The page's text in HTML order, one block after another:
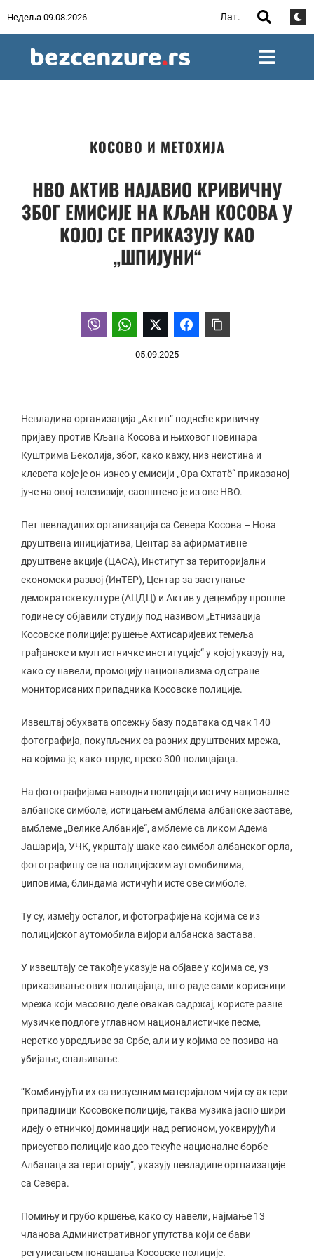
Недеља 09.08.2026 Лат.
КОСОВО И МЕТОХИЈА
НВО АКТИВ НАЈАВИО КРИВИЧНУ
ЗБОГ ЕМИСИЈЕ НА КЉАН КОСОВА У
КОЈОЈ СЕ ПРИКАЗУЈУ КАО
„ШПИЈУНИ“
05.09.2025
Невладина организација „Актив“ поднеће кривичну
пријаву против Кљана Косова и њиховог новинара
Куштрима Беколија, због, како кажу, низ неистина и
клевета које је он изнео у емисији „Ора Схтатë“ приказаној
јуче на овој телевизији, саопштено је из ове НВО.
Пет невладиних организација са Севера Косова – Нова
друштвена иницијатива, Центар за афирмативне
друштвене акције (ЦАСА), Институт за територијални
економски развој (ИнТЕР), Центар за заступање
демократске културе (АЦДЦ) и Актив у децембру прошле
године су објавили студију под називом „Етнизација
Косовске полиције: рушење Ахтисаријевих темеља
грађанске и мултиетничке институције“ у којој указују на,
како су навели, промоцију национализма од стране
мониторисаних припадника Косовске полиције.
Извештај обухвата опсежну базу података од чак 140
фотографија, покупљених са разних друштвених мрежа,
на којима је, како тврде, преко 300 полицајаца.
На фотографијама наводни полицајци истичу националне
албанске симболе, истицањем амблема албанске заставе,
амблеме „Велике Албаније“, амблеме са ликом Адема
Јашарија, УЧК, укрштају шаке као симбол албанског орла,
фотографишу се на полицијским аутомобилима,
џиповима, блиндама истичући исте ове симболе.
Ту су, између осталог, и фотографије на којима се из
полицијског аутомобила вијори албанска застава.
У извештају се такође указује на објаве у којима се, уз
приказивање ових полицајаца, што раде сами корисници
мрежа који масовно деле овакав садржај, користе разне
музичке подлоге углавном националистичке песме,
неретко увредљиве за Србе, али и у којима се позива на
убијање, спаљивање.
“Комбинујући их са визуелним материјалом чији су актери
припадници Косовске полиције, таква музика јасно шири
идеју о етничкој доминацији над регионом, уоквирујући
присуство полиције као део текуће националне борбе
Албанаца за територију”, указују невладине оргнаизације
са Севера.
Помињу и грубо кршење, како су навели, најмање 13
чланова Административног упутства који се бави
регулисањем понашања Косовске полиције.